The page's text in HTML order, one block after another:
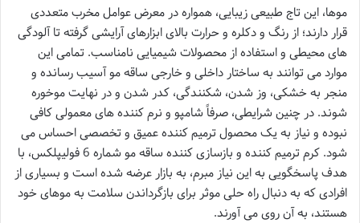
موها، این تاج طبیعی زیبایی، همواره در معرض عوامل مخرب متعددی
قرار دارند؛ از رنگ و دکلره و حرارت بالای ابزارهای آرایشی گرفته تا آلودگی
های محیطی و استفاده از محصولات شیمیایی نامناسب. تمامی این
موارد می توانند به ساختار داخلی و خارجی ساقه مو آسیب رسانده و
منجر به خشکی، وز شدن، شکنندگی، کدر شدن و در نهایت موخوره
شوند. در چنین شرایطی، صرفاً شامپو و نرم کننده های معمولی کافی
نبوده و نیاز به یک محصول ترمیم کننده عمیق و تخصصی احساس می
شود. کرم ترمیم کننده و بازسازی کننده ساقه مو شماره 6 فولیپلکس، با
هدف پاسخگویی به این نیاز مبرم، به بازار عرضه شده است و بسیاری از
افرادی که به دنبال راه حلی موثر برای بازگرداندن سلامت به موهای خود
هستند، به آن روی می آورند.